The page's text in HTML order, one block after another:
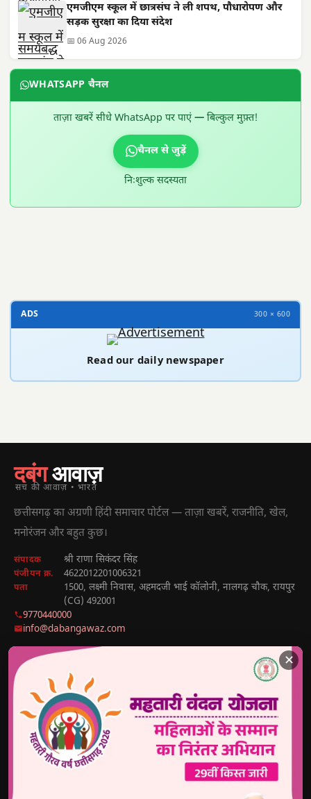
एमजीएम स्कूल में छात्रसंघ ने ली शपथ, पौधारोपण और
सड़क सुरक्षा का दिया संदेश
📅 06 Aug 2026
WHATSAPP चैनल
ताज़ा खबरें सीधे WhatsApp पर पाएं — बिल्कुल मुफ़्त!
चैनल से जुड़ें
निःशुल्क सदस्यता
ADS 300 × 600
Read our daily newspaper
दबंगआवाज़
सच की आवाज़ • भारत
छत्तीसगढ़ का अग्रणी हिंदी समाचार पोर्टल — ताज़ा खबरें, राजनीति, खेल,
मनोरंजन और बहुत कुछ।
संपादक श्री राणा सिकंदर सिंह
पंजीयन क्र. 4622012201006321
पता
1500, लक्ष्मी निवास, अहमदजी भाई कॉलोनी, नालगढ़ चौक, रायपुर
(CG) 492001
9770440000
info@dabangawaz.com
मुख्य खबरें
छत्तीसगढ़
अंतराष्ट्रीय
राज्य
होम
हमारे बारे में
संपर्क करें
Disclaimer
Privacy Policy
Sitemap
✕